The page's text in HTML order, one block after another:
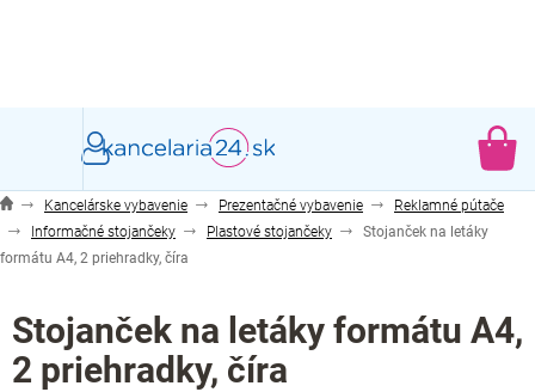
Kancelárske vybavenie Prezentačné vybavenie
Reklamné pútače
Informačné stojančeky
Plastové stojančeky
Stojanček na letáky
formátu A4, 2 priehradky, číra
Stojanček na letáky formátu A4,
2 priehradky, číra